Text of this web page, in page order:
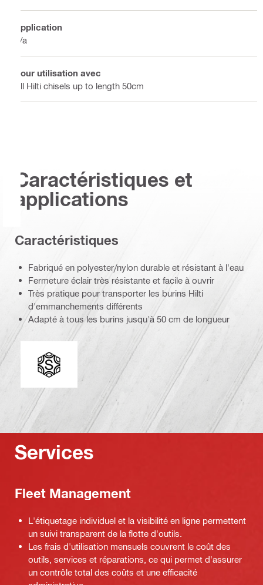
Application
n/a
Pour utilisation avec
All Hilti chisels up to length 50cm
Caractéristiques et
applications
Caractéristiques
Fabriqué en polyester/nylon durable et résistant à l'eau
Fermeture éclair très résistante et facile à ouvrir
Très pratique pour transporter les burins Hilti
d'emmanchements différents
Adapté à tous les burins jusqu'à 50 cm de longueur
Extrémité de connexion
Services
Fleet Management
L'étiquetage individuel et la visibilité en ligne permettent
un suivi transparent de la flotte d'outils.
Les frais d'utilisation mensuels couvrent le coût des
outils, services et réparations, ce qui permet d'assurer
un contrôle total des coûts et une efficacité